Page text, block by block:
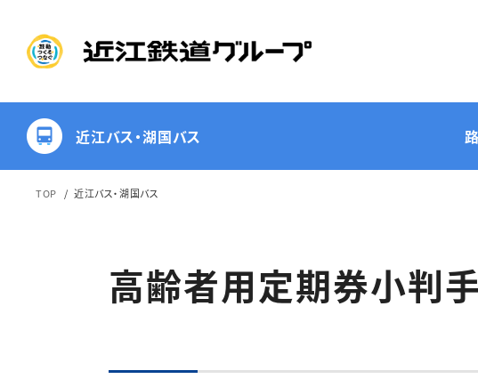
近江バス・湖国バス
TOP 近江バス・湖国バス
高齢者用定期券小判